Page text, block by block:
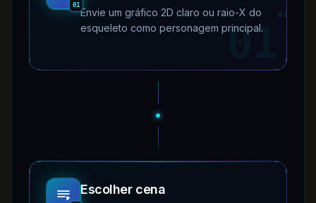
01
01
01
Envie um gráfico 2D claro ou raio-X do
esqueleto como personagem principal.
Escolher cena